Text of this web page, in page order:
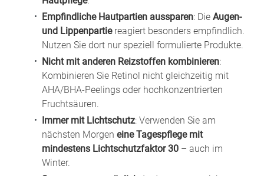
Empfindliche Hautpartien aussparen: Die Augen-
und Lippenpartiereagiert besonders empfindlich.
Nutzen Sie dort nur speziell formulierte Produkte.
Nicht mit anderen Reizstoffen kombinieren:
Kombinieren Sie Retinol nicht gleichzeitig mit
AHA/BHA-Peelings oder hochkonzentrierten
Fruchtsäuren.
Immer mit Lichtschutz: Verwenden Sie am
nächsten Morgen eine Tagespflege mit
mindestens Lichtschutzfaktor 30 – auch im
Winter.